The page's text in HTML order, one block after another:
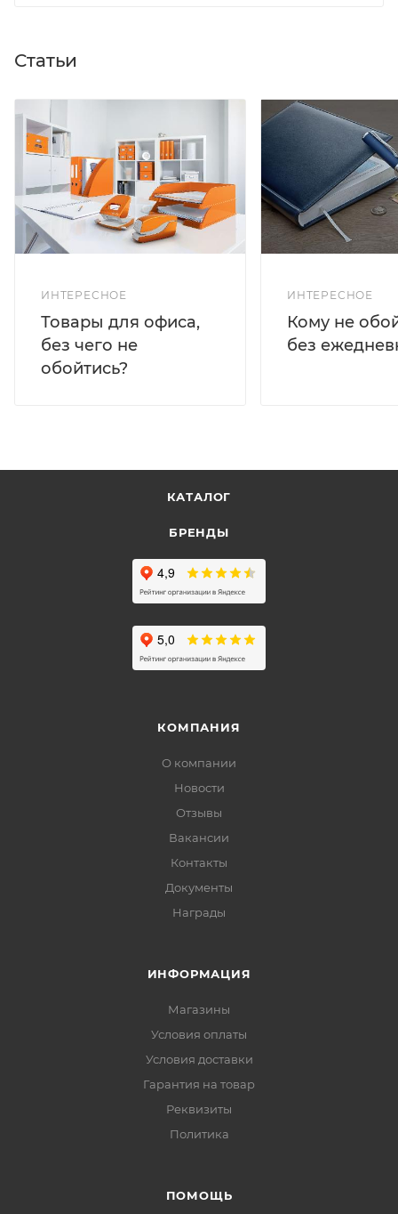
Статьи
ИНТЕРЕСНОЕ
Товары для офиса,
без чего не
обойтись?
ИНТЕРЕСНОЕ
Кому не
без
КАТАЛОГ
БРЕНДЫ
КОМПАНИЯ
О компании
Новости
Отзывы
Вакансии
Контакты
Документы
Награды
ИНФОРМАЦИЯ
Магазины
Условия оплаты
Условия доставки
Гарантия на товар
Реквизиты
Политика
ПОМОЩЬ